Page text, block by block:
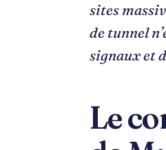
sites
de tunnel
signaux et
Le